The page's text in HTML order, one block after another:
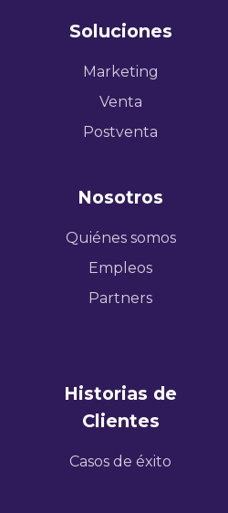
projectsSoluciones
Marketing
Venta
Postventa
Nosotros
Quiénes somos
Empleos
Partners
Historias de
Clientes
Casos de éxito